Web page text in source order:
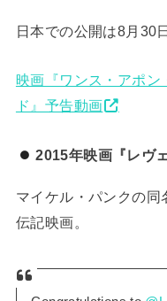
日本での公開は8月30
映画『ワンス・アポン
ド』予告動画
2015年映画『レヴ
マイケル・パンクの同
伝記映画。